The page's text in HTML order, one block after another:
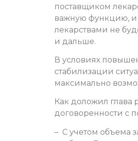
поставщиком
важную функцию, и
лекарствами не
и дальше.
В условиях
стабилизации
максимально
Как доложил глава
договоренности с
– С учетом объема